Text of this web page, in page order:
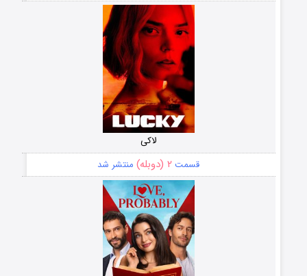
لاکی
قسمت ۲ (دوبله) منتشر شد